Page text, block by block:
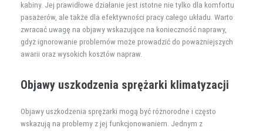
kabiny. Jej prawidłowe działanie jest istotne nie tylko dla komfortu
pasażerów, ale także dla efektywności pracy całego układu. Warto
zwracać uwagę na objawy wskazujące na konieczność naprawy,
gdyż ignorowanie problemów może prowadzić do poważniejszych
awarii oraz wysokich kosztów napraw.
Objawy uszkodzenia sprężarki klimatyzacji
Objawy uszkodzenia sprężarki mogą być różnorodne i często
wskazują na problemy z jej funkcjonowaniem. Jednym z